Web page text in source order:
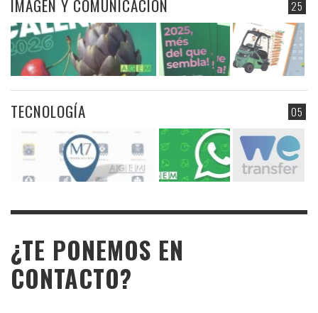
25
IMAGEN Y COMUNICACIÓN
05
TECNOLOGÍA
¿TE PONEMOS EN
CONTACTO?